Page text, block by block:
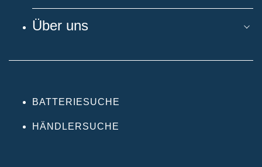
Über uns
BATTERIESUCHE
HÄNDLERSUCHE